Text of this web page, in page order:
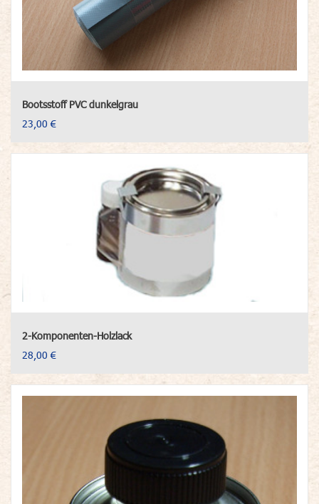
Bootsstoff PVC dunkelgrau
23,00 €
2-Komponenten-Holzlack
28,00 €